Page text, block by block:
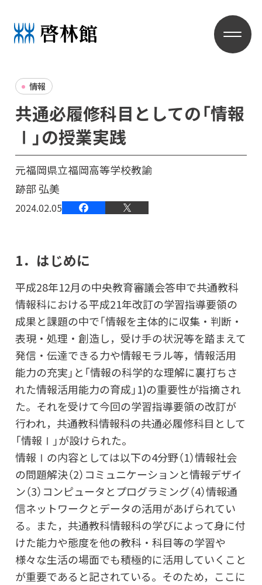
情報
共通必履修科目としての「情報
Ⅰ」の授業実践
元福岡県立福岡高等学校教諭
跡部 弘美
2024.02.05
1．はじめに
平成28年12月の中央教育審議会答申で共通教科
情報科における平成21年改訂の学習指導要領の
成果と課題の中で「情報を主体的に収集・判断・
表現・処理・創造し，受け手の状況等を踏まえて
発信・伝達できる力や情報モラル等，情報活用
能力の充実」と「情報の科学的な理解に裏打ちさ
れた情報活用能力の育成」1)の重要性が指摘され
た。それを受けて今回の学習指導要領の改訂が
行われ，共通教科情報科の共通必履修科目として
「情報Ⅰ」が設けられた。
情報Ⅰの内容としては以下の4分野（1）情報社会
の問題解決（2）コミュニケーションと情報デザイ
ン（3）コンピュータとプログラミング（4）情報通
信ネットワークとデータの活用があげられてい
る。また，共通教科情報科の学びによって身に付
けた能力や態度を他の教科・科目等の学習や
様々な生活の場面でも積極的に活用していくこと
が重要であると記されている。そのため，ここに